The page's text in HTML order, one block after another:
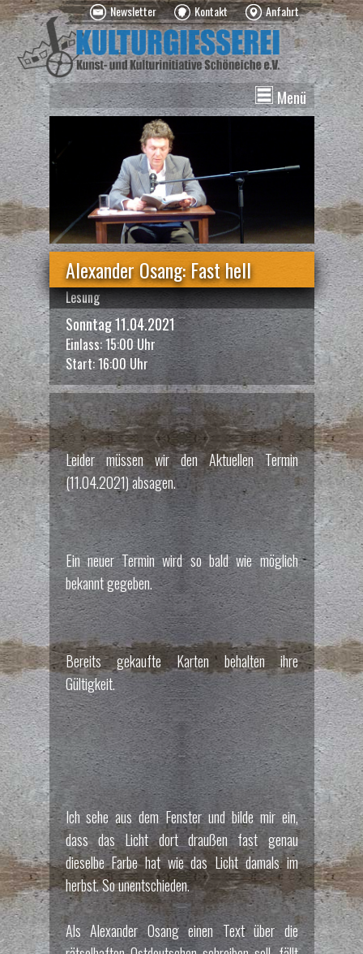
Newsletter Kontakt Anfahrt
Menü
News
Veranstaltungen
Vermietung
Über uns
Spenden
Alexander Osang: Fast hell
Lesung
Sonntag 11.04.2021
Einlass: 15:00 Uhr
Start: 16:00 Uhr
Leider müssen wir den Aktuellen Termin
(11.04.2021) absagen.
Ein neuer Termin wird so bald wie möglich
bekannt gegeben.
Bereits gekaufte Karten behalten ihre
Gültigkeit.
Ich sehe aus dem Fenster und bilde mir ein,
dass das Licht dort draußen fast genau
dieselbe Farbe hat wie das Licht damals im
herbst. So unentschieden.
Als Alexander Osang einen Text über die